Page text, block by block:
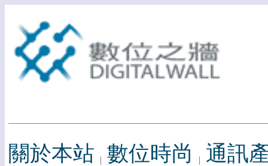
關於本站 數位時尚 通訊